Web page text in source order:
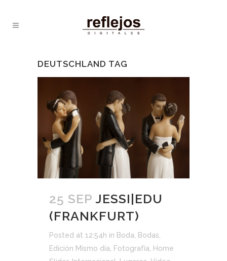
DEUTSCHLAND TAG
25 SEP JESSI|EDU
(FRANKFURT)
Posted at 12:54h in Boda Bodas
Edición Mismo día
Fotografía
Home